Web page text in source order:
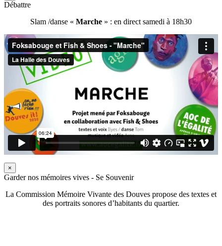
Débattre
Slam /danse « Marche » : en direct samedi à 18h30
×
Garder nos mémoires vives - Se Souvenir
La Commission Mémoire Vivante des Douves propose des textes et
des portraits sonores d’habitants du quartier.